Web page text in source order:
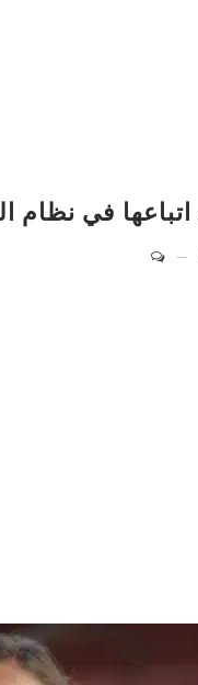
في نظام